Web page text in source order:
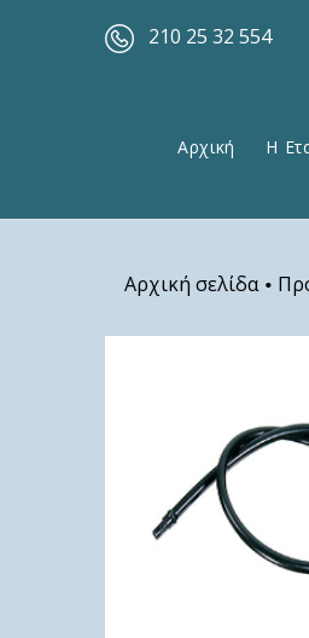
210 25 32 554
Αρχική Η
Αρχική σελίδα •